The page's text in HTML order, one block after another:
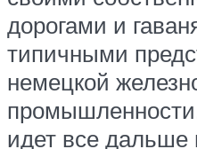
дорогами и
типичными
немецкой
идет все